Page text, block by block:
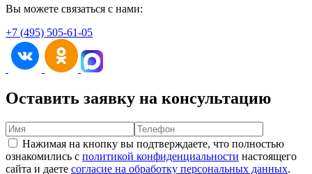
Вы можете связаться с нами:
+7 (495) 505-61-05
Оставить заявку на консультацию
Нажимая на кнопку вы подтверждаете, что полностью
ознакомились с политикой конфиденциальности настоящего
сайта и даете согласие на обработку персональных данных.